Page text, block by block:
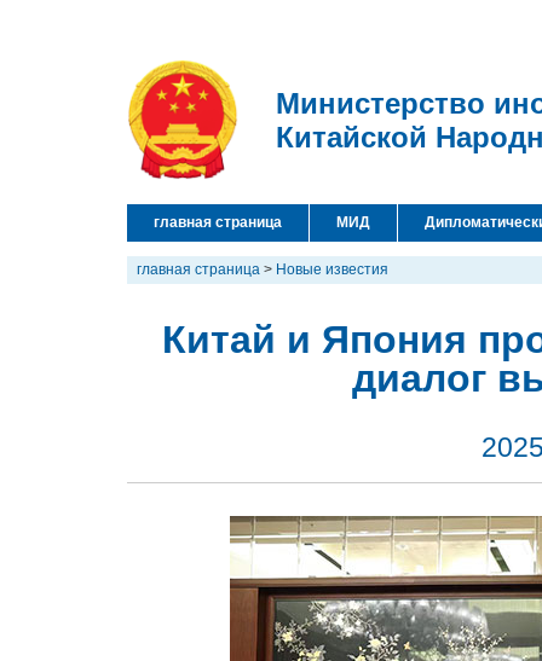
Министерство
Китайской
главная страница МИД
главная страница > Новые известия
Китай и Япония
диалог